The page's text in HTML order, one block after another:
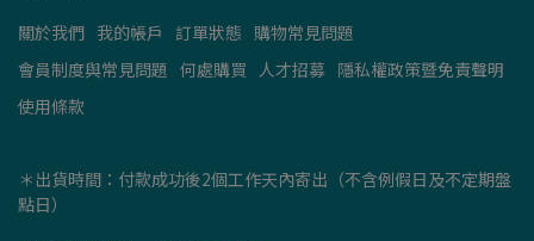
關於我們 我的帳戶 訂單狀態 購物常見問題
會員制度與常見問題 何處購買 人才招募 隱私權政策暨免責聲明
使用條款
＊出貨時間：付款成功後2個工作天內寄出（不含例假日及不定期盤
點日）